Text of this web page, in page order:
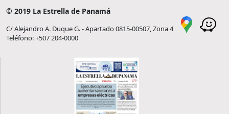
© 2019 La Estrella de Panamá
C/ Alejandro A. Duque G. - Apartado 0815-00507, Zona 4
Teléfono: +507 204-0000